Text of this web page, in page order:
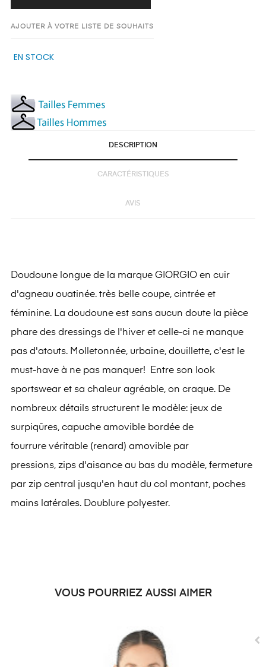
AJOUTER À VOTRE LISTE DE SOUHAITS
EN STOCK
DESCRIPTION
CARACTÉRISTIQUES
AVIS
Doudoune longue de la marque GIORGIO en cuir
d'agneau ouatinée. très belle coupe, cintrée et
féminine. La doudoune est sans aucun doute la pièce
phare des dressings de l'hiver et celle-ci ne manque
pas d'atouts. Molletonnée, urbaine, douillette, c'est le
must-have à ne pas manquer! Entre son look
sportswear et sa chaleur agréable, on craque. De
nombreux détails structurent le modèle: jeux de
surpiqûres, capuche amovible bordée de
fourrure véritable (renard) amovible par
pressions, zips d'aisance au bas du modèle, fermeture
par zip central jusqu'en haut du col montant, poches
mains latérales. Doublure polyester.
VOUS POURRIEZ AUSSI AIMER